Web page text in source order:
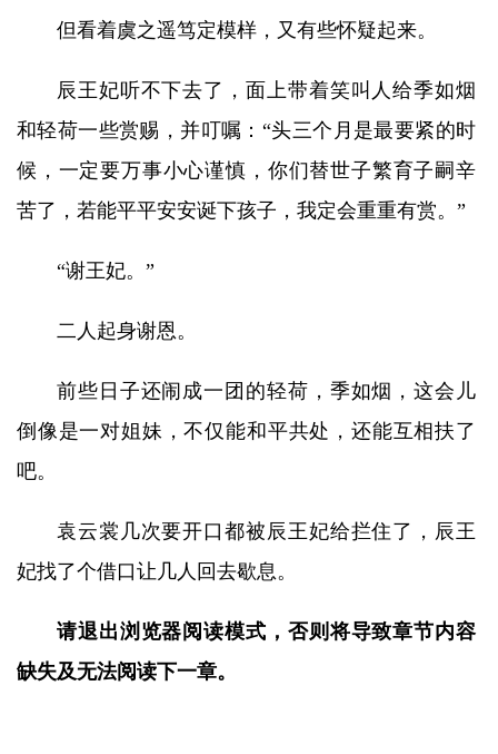
但看着虞之遥笃定模样，又有些怀疑起来。
辰王妃听不下去了，面上带着笑叫人给季如烟
和轻荷一些赏赐，并叮嘱：“头三个月是最要紧的时
候，一定要万事小心谨慎，你们替世子繁育子嗣辛
苦了，若能平平安安诞下孩子，我定会重重有赏。”
“谢王妃。”
二人起身谢恩。
前些日子还闹成一团的轻荷，季如烟，这会儿
倒像是一对姐妹，不仅能和平共处，还能互相扶了
吧。
袁云裳几次要开口都被辰王妃给拦住了，辰王
妃找了个借口让几人回去歇息。
请退出浏览器阅读模式，否则将导致章节内容
缺失及无法阅读下一章。